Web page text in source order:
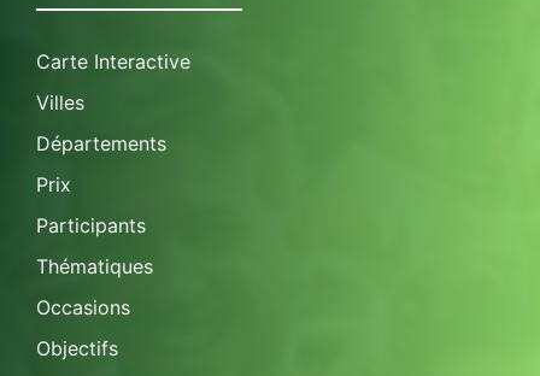
Carte Interactive
Villes
Départements
Prix
Participants
Thématiques
Occasions
Objectifs